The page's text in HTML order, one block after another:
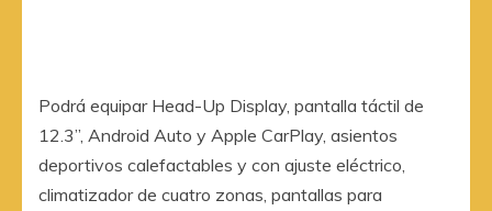
Podrá equipar Head-Up Display, pantalla táctil de
12.3”, Android Auto y Apple CarPlay, asientos
deportivos calefactables y con ajuste eléctrico,
climatizador de cuatro zonas, pantallas para